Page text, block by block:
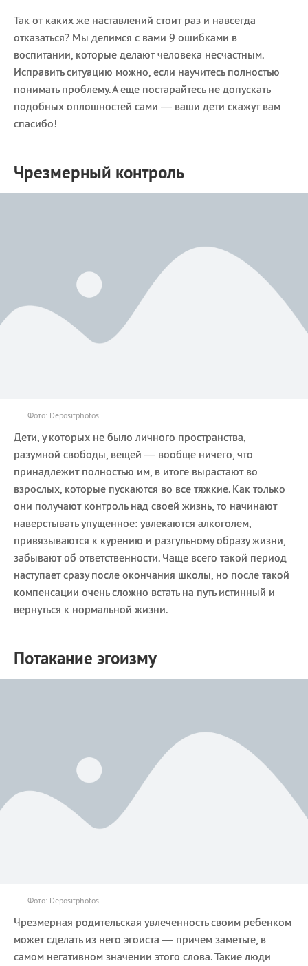
Так от каких же наставлений стоит раз и навсегда
отказаться? Мы делимся с вами 9 ошибками в
воспитании, которые делают человека несчастным.
Исправить ситуацию можно, если научитесь полностью
понимать проблему. А еще постарайтесь не допускать
подобных оплошностей сами — ваши дети скажут вам
спасибо!
Чрезмерный контроль
Фото: Depositphotos
Дети, у которых не было личного пространства,
разумной свободы, вещей — вообще ничего, что
принадлежит полностью им, в итоге вырастают во
взрослых, которые пускаются во все тяжкие. Как только
они получают контроль над своей жизнь, то начинают
наверстывать упущенное: увлекаются алкоголем,
привязываются к курению и разгульному образу жизни,
забывают об ответственности. Чаще всего такой период
наступает сразу после окончания школы, но после такой
компенсации очень сложно встать на путь истинный и
вернуться к нормальной жизни.
Потакание эгоизму
Фото: Depositphotos
Чрезмерная родительская увлеченность своим ребенком
может сделать из него эгоиста — причем заметьте, в
самом негативном значении этого слова. Такие люди